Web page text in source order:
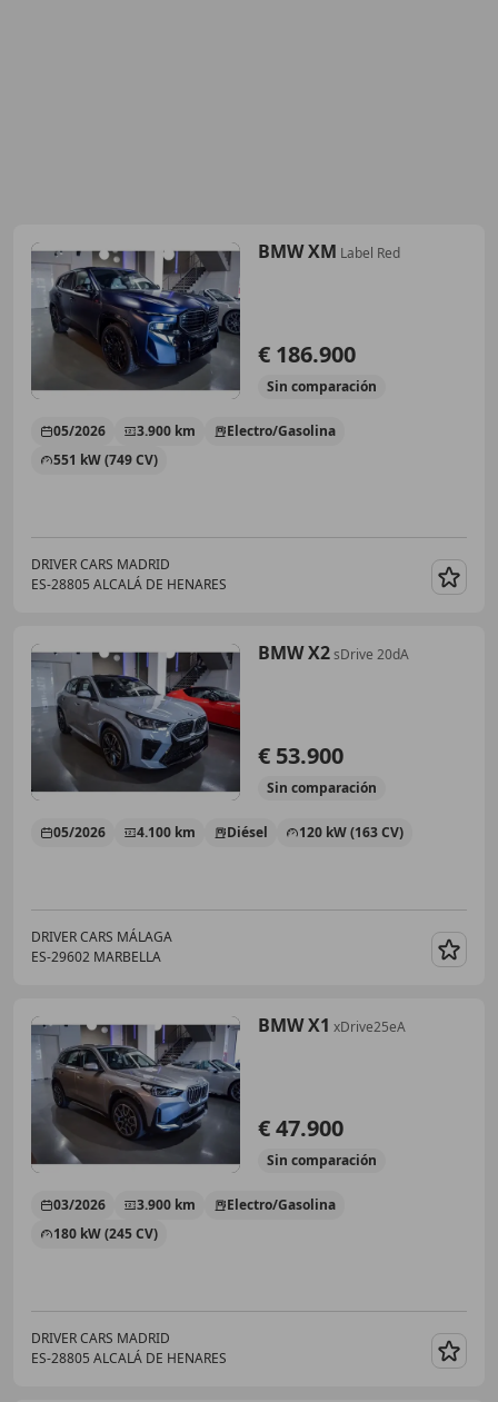
BMW XM Label Red
€ 186.900
Sin comparación
05/2026 3.900 km
Electro/Gasolina
551 kW (749 CV)
DRIVER CARS MADRID
ES-28805 ALCALÁ DE HENARES
BMW X2sDrive 20dA
€ 53.900
Sin comparación
05/2026 4.100 km Diésel 120 kW (163 CV)
DRIVER CARS MÁLAGA
ES-29602 MARBELLA
BMW X1 xDrive25eA
€ 47.900
Sin comparación
03/2026 3.900 km
Electro/Gasolina
180 kW (245 CV)
DRIVER CARS MADRID
ES-28805 ALCALÁ DE HENARES